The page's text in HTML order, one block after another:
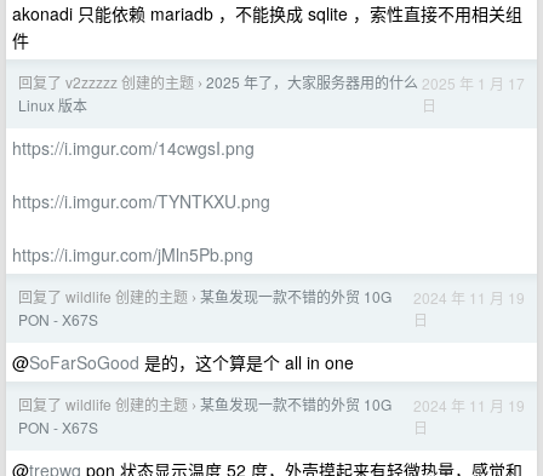
akonadi 只能依赖 mariadb ，不能换成 sqlite ，索性直接不用相关组
件
回复了 v2zzzzz 创建的主题 › 2025 年了，大家服务器用的什么
Linux 版本
2025 年 1 月 17
日
https://i.imgur.com/14cwgsI.png
https://i.imgur.com/TYNTKXU.png
https://i.imgur.com/jMln5Pb.png
回复了 wildlife 创建的主题 › 某鱼发现一款不错的外贸 10G
PON - X67S
2024 年 11 月 19
日
@SoFarSoGood 是的，这个算是个 all in one
回复了 wildlife 创建的主题 › 某鱼发现一款不错的外贸 10G
PON - X67S
2024 年 11 月 19
日
@trepwq pon 状态显示温度 52 度，外壳摸起来有轻微热量，感觉和